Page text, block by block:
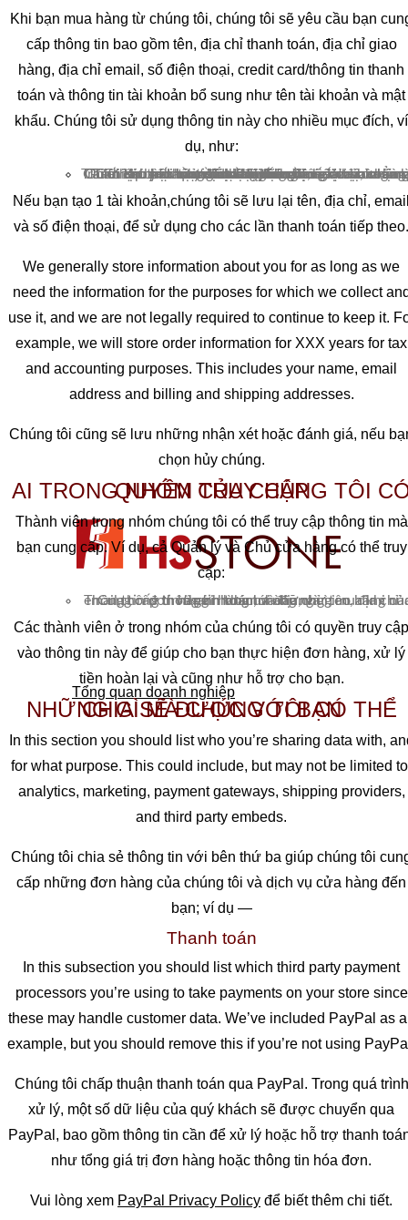
Tổng quan doanh nghiệp
Khi bạn mua hàng từ chúng tôi, chúng tôi sẽ yêu cầu bạn
cấp thông tin bao gồm tên, địa chỉ thanh toán, địa chỉ giao
hàng, địa chỉ email, số điện thoại, credit card/thông tin thanh
toán và thông tin tài khoản bổ sung như tên tài khoản và mật
khẩu. Chúng tôi sử dụng thông tin này cho nhiều mục đích, ví
dụ, như:
Gửi cho bạn thông tin về tài khoản và đơn hàng mà bạn đã đặt
Trả lời các yêu cầu của bạn, bao gồm cả việc hoàn lại tiền và khiếu nại
Xử lý thanh toán và ngăn chặn gian lận.
Thiết lập tài khoản của bạn trên dịch vụ của chúng tôi
Tuân thủ mọi quy định mà chúng tôi đặt ra, chẳng hạn như là bị tính thuế
Cải thiện chất lượng dịch vụ bán hàng của cửa hàng chúng tôi
Gửi cho bạn tin nhắn khuyến mãi, nếu bạn nhận được chúng
Nếu bạn tạo 1 tài khoản,chúng tôi sẽ lưu lại tên, địa chỉ,
và số điện thoại, để sử dụng cho các lần thanh toán tiếp theo.
We generally store information about you for as long as we
need the information for the purposes for which we collect
use it, and we are not legally required to continue to keep it.
example, we will store order information for XXX years for tax
and accounting purposes. This includes your name, email
address and billing and shipping addresses.
Chúng tôi cũng sẽ lưu những nhận xét hoặc đánh giá, nếu
chọn hủy chúng.
AI TRONG NHÓM CỦA CHÚNG TÔI CÓ QUYỀN TRUY CẬP
Thành viên trong nhóm chúng tôi có thể truy cập thông tin mà
bạn cung cấp. Ví dụ, cả Quản lý và Chủ cửa hàng có thể truy
cập:
Thông tin đơn hàng như mua những gì, mua khi nào và gửi hàng tới đâu, và
Cung cấp thông tin khách hàng như tên, địa chỉ email,thông tin thanh toán, và địa chỉ giao hàng của bạn.
Các thành viên ở trong nhóm của chúng tôi có quyền truy cập
vào thông tin này để giúp cho bạn thực hiện đơn hàng, xử lý
tiền hoàn lại và cũng như hỗ trợ cho bạn.
NHỮNG GÌ MÀ CHÚNG TÔI CÓ THỂ CHIA SẼ ĐƯỢC VỚI BẠN
In this section you should list who you’re sharing data with,
for what purpose. This could include, but may not be limited
analytics, marketing, payment gateways, shipping providers,
and third party embeds.
Chúng tôi chia sẻ thông tin với bên thứ ba giúp chúng tôi
cấp những đơn hàng của chúng tôi và dịch vụ cửa hàng đến
bạn; ví dụ —
Thanh toán
In this subsection you should list which third party payment
processors you’re using to take payments on your store since
these may handle customer data. We’ve included PayPal as
example, but you should remove this if you’re not using
Chúng tôi chấp thuận thanh toán qua PayPal. Trong quá trình
xử lý, một số dữ liệu của quý khách sẽ được chuyển qua
PayPal, bao gồm thông tin cần để xử lý hoặc hỗ trợ thanh
như tổng giá trị đơn hàng hoặc thông tin hóa đơn.
Vui lòng xem PayPal Privacy Policy để biết thêm chi tiết.